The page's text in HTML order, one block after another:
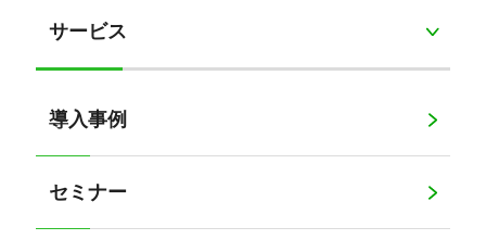
サービス
導入事例
セミナー